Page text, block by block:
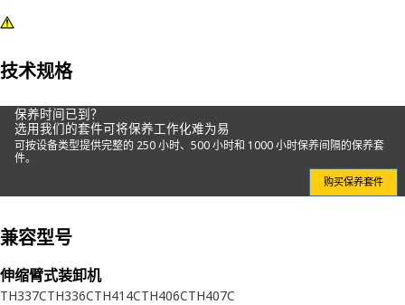
技术规格
保养时间已到？
选用我们的套件可将保养工作化难为易
可按设备类型提供完整的 250 小时、500 小时和 1000 小时保养间隔的保养套
件。
购买保养套件
兼容型号
伸缩臂式装卸机
TH337CTH336CTH414CTH406CTH407C